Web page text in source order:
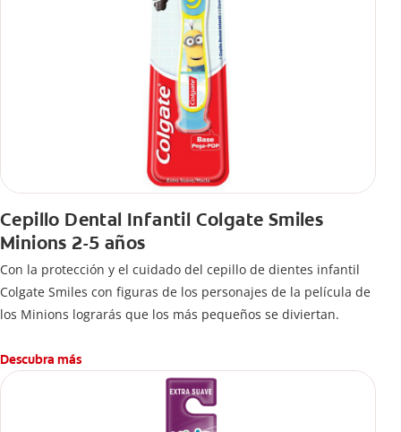
Cepillo Dental Infantil Colgate Smiles
Minions 2-5 años
Con la protección y el cuidado del cepillo de dientes infantil
Colgate Smiles con figuras de los personajes de la película de
los Minions lograrás que los más pequeños se diviertan.
Descubra más